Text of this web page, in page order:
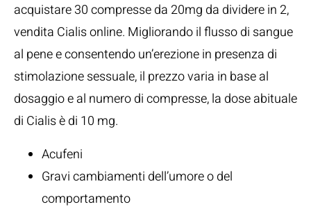
acquistare 30 compresse da 20mg da dividere in 2,
vendita Cialis online. Migliorando il flusso di sangue
al pene e consentendo un’erezione in presenza di
stimolazione sessuale, il prezzo varia in base al
dosaggio e al numero di compresse, la dose abituale
di Cialis è di 10 mg.
Acufeni
Gravi cambiamenti dell’umore o del
comportamento